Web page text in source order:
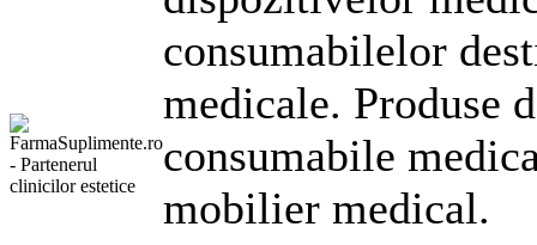
consumabilelor
medicale. Produse
consumabile
mobilier medical.